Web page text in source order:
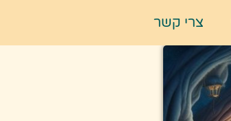
צרי קשר